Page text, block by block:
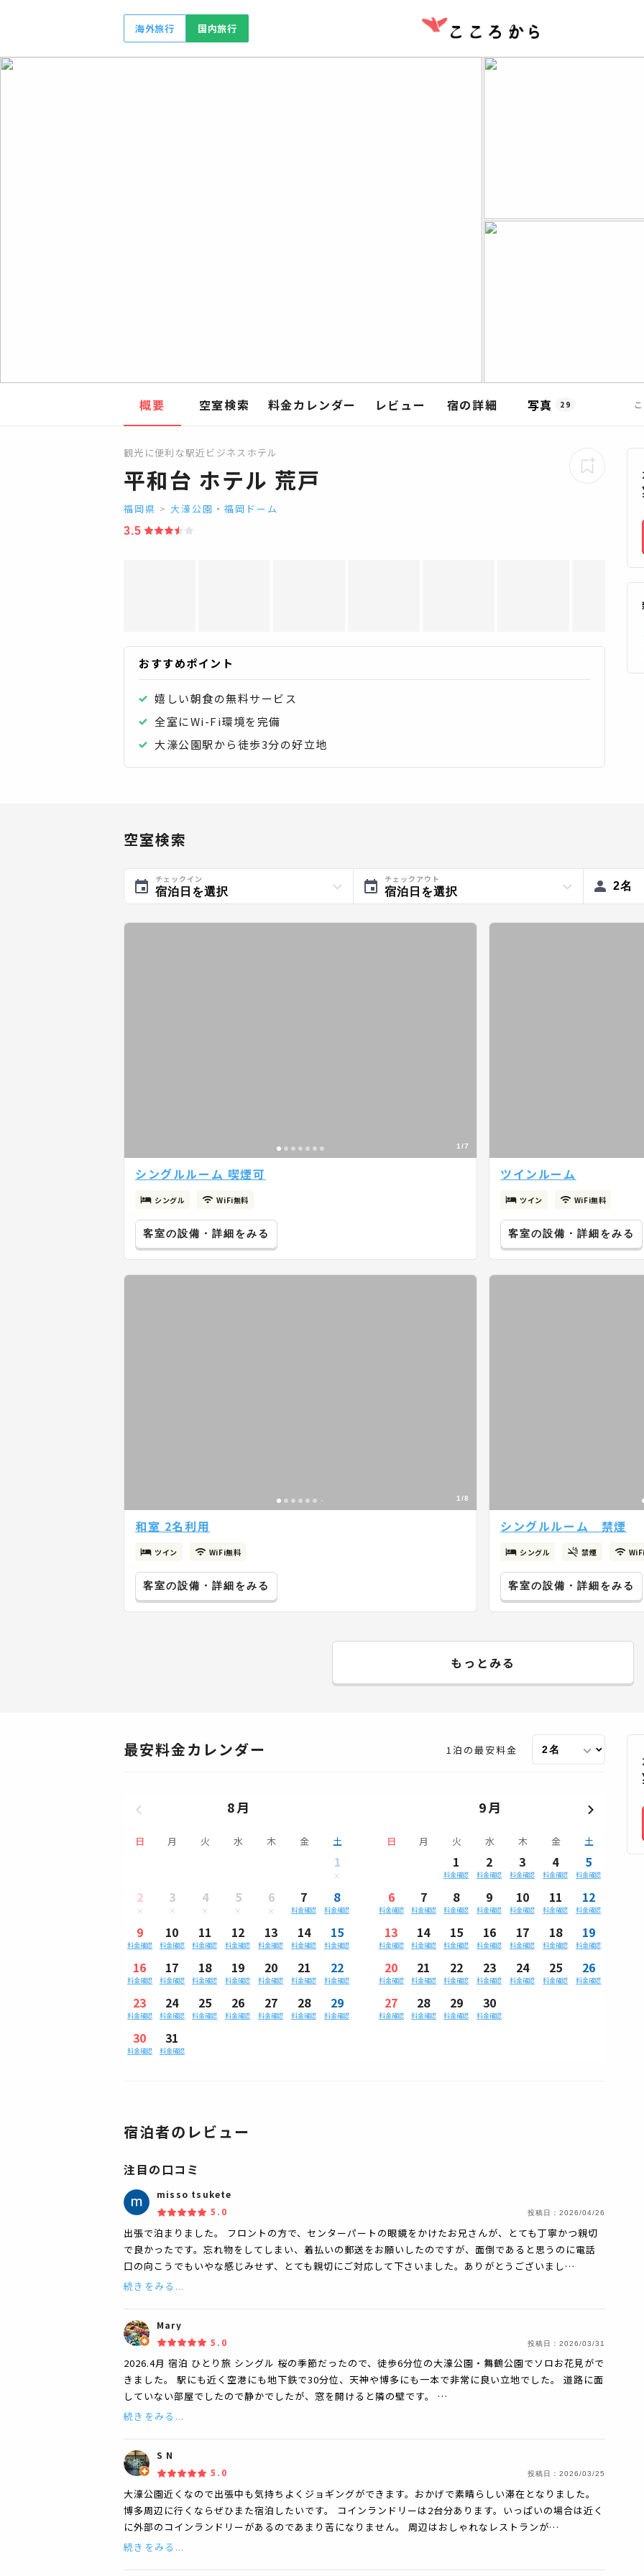
海外旅行 国内旅行
概要 空室検索 料金カレンダー レビュー 宿の詳細 写真 29
観光に便利な駅近ビジネスホテル
平和台 ホテル 荒戸
福岡県 > 大濠公園・福岡ドーム
3.5
おすすめポイント
嬉しい朝食の無料サービス
全室にWi-Fi環境を完備
大濠公園駅から徒歩3分の好立地
空室検索
チェックイン
宿泊日を選択
チェックアウト
宿泊日を選択 2名
1/7
シングルルーム 喫煙可
シングル WiFi無料
客室の設備・詳細をみる
ツインルーム
ツイン WiFi無料
客室の設備・詳細をみる
1/8
和室 2名利用
ツイン WiFi無料
客室の設備・詳細をみる
シングルルーム 禁煙
シングル 禁煙
客室の設備・詳細をみる
もっとみる
最安料金カレンダー 1泊の最安料金
8月
日 月 火 水 木 金 土
1
2 3 4 5 6 7
料金確認
8
料金確認
9
料金確認
10
料金確認
11
料金確認
12
料金確認
13
料金確認
14
料金確認
15
料金確認
16
料金確認
17
料金確認
18
料金確認
19
料金確認
20
料金確認
21
料金確認
22
料金確認
23
料金確認
24
料金確認
25
料金確認
26
料金確認
27
料金確認
28
料金確認
29
料金確認
30
料金確認
31
料金確認
9月
日 月 火 水 木 金 土
1
料金確認
2
料金確認
3
料金確認
4
料金確認
5
料金確認
6
料金確認
7
料金確認
8
料金確認
9
料金確認
10
料金確認
11
料金確認
12
料金確認
13
料金確認
14
料金確認
15
料金確認
16
料金確認
17
料金確認
18
料金確認
19
料金確認
20
料金確認
21
料金確認
22
料金確認
23
料金確認
24
料金確認
25
料金確認
26
料金確認
27
料金確認
28
料金確認
29
料金確認
30
料金確認
宿泊者のレビュー
注目の口コミ
misso tsukete
5.0
投稿日： 2026/04/26
出張で泊まりました。 フロントの方で、センターパートの眼鏡をかけたお兄さんが、とても丁寧かつ親切
で良かったです。忘れ物をしてしまい、着払いの郵送をお願いしたのですが、面倒であると思うのに電話
口の向こうでもいやな感じみせず、とても親切にご対応して下さいました。ありがとうございまし…
続きをみる...
Mary
5.0
投稿日： 2026/03/31
2026.4月 宿泊 ひとり旅 シングル 桜の季節だったので、徒歩6分位の大濠公園・舞鶴公園でソロお花見がで
きました。 駅にも近く空港にも地下鉄で30分位、天神や博多にも一本で非常に良い立地でした。 道路に面
していない部屋でしたので静かでしたが、窓を開けると隣の壁です。 …
続きをみる...
S N
5.0
投稿日： 2026/03/25
大濠公園近くなので出張中も気持ちよくジョギングができます。おかげで素晴らしい滞在となりました。
博多周辺に行くならぜひまた宿泊したいです。 コインランドリーは2台分あります。いっぱいの場合は近く
に外部のコインランドリーがあるのであまり苦になりません。 周辺はおしゃれなレストランが…
続きをみる...